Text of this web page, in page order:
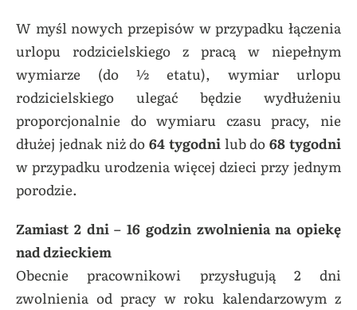
W myśl nowych przepisów w przypadku łączenia
urlopu rodzicielskiego z pracą w niepełnym
wymiarze (do ½ etatu), wymiar urlopu
rodzicielskiego ulegać będzie wydłużeniu
proporcjonalnie do wymiaru czasu pracy, nie
dłużej jednak niż do 64 tygodnilub do68 tygodni
w przypadku urodzenia więcej dzieci przy jednym
porodzie.
Zamiast 2 dni – 16 godzin zwolnienia na opiekę
nad dzieckiem
Obecnie pracownikowi przysługują 2 dni
zwolnienia od pracy w roku kalendarzowym z